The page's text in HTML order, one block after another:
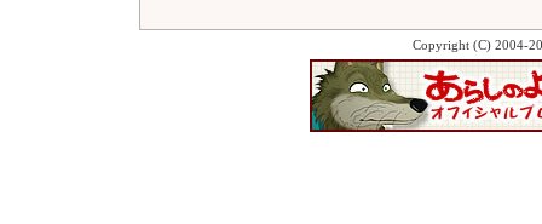
Copyright (C) 2004-